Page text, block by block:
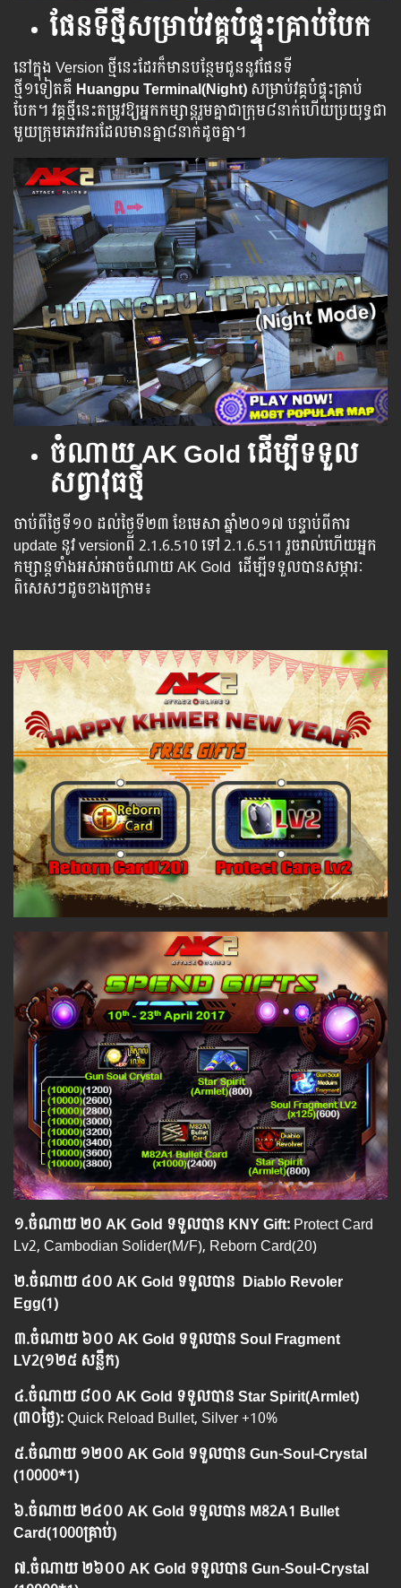
ផែនទីថ្មីសម្រាប់វគ្គបំផ្ទុះគ្រាប់បែក
នៅក្នុង Version ថ្មី​នេះ​ដែរ​ក៏​មាន​បន្ថែម​ជូន​នូវផែនទី
ថ្មី១ទៀតគឺ Huangpu Terminal(Night) សម្រាប់វគ្គ​បំផ្ទុះ​គ្រាប់​
បែក។ វគ្គថ្មី​នេះ​តម្រូវ​ឱ្យ​អ្នកកម្សាន្តរួមគ្នាជាក្រុម៨នាក់​ហើយ​ប្រយុទ្ធ​ជា
មួយក្រុមភេ​រ​វ​ករដែលមានគ្នា៨នាក់ដូចគ្នា។
ចំណាយAK Gold ដើម្បីទទួល
សព្វាវុធថ្មី
ចាប់​ពី​ថ្ងៃ​ទី​​១០ ដល់​​​ថ្ងៃទី​​២៣ ខែមេសា ​ឆ្នាំ​២០១៧ បន្ទាប់​​ពី​​ការ ​
update ​នូវ ​versionពី 2.1.6.510 ទៅ​ 2.1.6.511 រួច​​រាល់​​ហើយ​​អ្នក​​
កម្សាន្ដ​​ទាំង​​អស់​​អាច​​ចំណាយ​ AK Gold ​​ ​ដើម្បី​​ទទួល​​បាន​​​​សម្ភារៈ​
ពិសេស​ៗ​ដូច​ខាង​ក្រោម៖
១.​ចំណាយ២០ AK Gold ទទួលបាន KNY Gift:Protect Card
Lv2, Cambodian Solider(M/F), Reborn Card(20)
២.​ចំណាយ៤០០ AK Gold ទទួលបាន Diablo Revoler
Egg(1)
៣.​ចំណាយ៦០០ AK Gold ទទួលបានSoul Fragment
LV2(១២៥ សន្លឹក)
៤.​ចំណាយ៨០០ AK Gold ទទួលបានStar Spirit(Armlet)
(៣០ថ្ងៃ):Quick Reload Bullet, Silver +10%
៥.ចំណាយ​១២០០ AK Gold ទទួលបានGun-Soul-Crystal
(10000*1)
៦.ចំណាយ​២៤០០ AK Gold ទទួលបាន M82A1 Bullet
Card(1000គ្រាប់)
៧.ចំណាយ​២៦០០ AK Gold ទទួលបានGun-Soul-Crystal